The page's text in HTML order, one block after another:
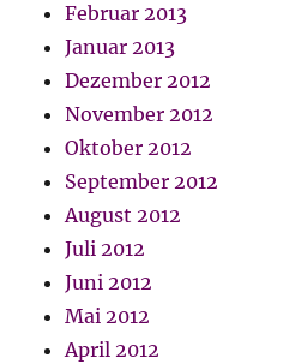
Februar 2013
Januar 2013
Dezember 2012
November 2012
Oktober 2012
September 2012
August 2012
Juli 2012
Juni 2012
Mai 2012
April 2012